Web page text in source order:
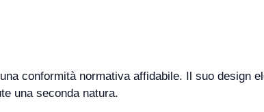
conformità normativa affidabile. Il suo design
una seconda natura.